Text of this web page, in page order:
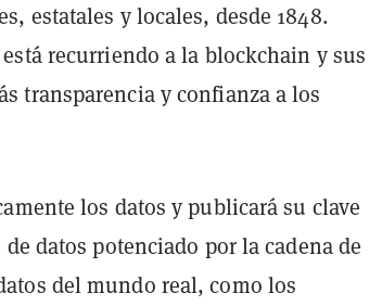
estatales y locales, desde 1848.
recurriendo a la blockchain y sus
transparencia y confianza a los
los datos y publicará su clave
datos potenciado por la cadena de
del mundo real, como los